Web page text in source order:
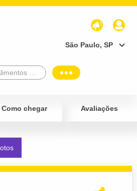
São Paulo, SP
Como chegar Avaliações